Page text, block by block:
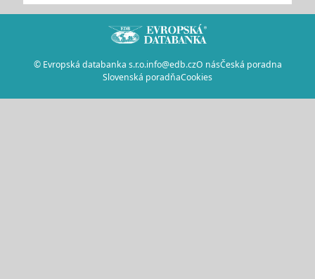
© Evropská databanka s.r.o.info@edb.czO násČeská poradna
Slovenská poradňaCookies